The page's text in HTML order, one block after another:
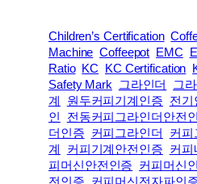
Children’s Certification
Machine Coffeepot EMC
Ratio KC KC Certification
Safety Mark
그라인더 그
계
원두커피기계인증 전기
인
전동커피그라인더안전
더인증
​커피그라인더 커피
계
커피기계안전인증 커피
피머신안전인증
커피머신
전인증
커피머신전자파인